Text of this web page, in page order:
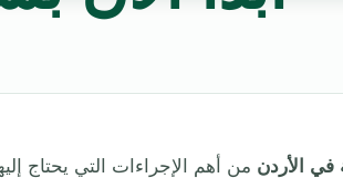
في الأردن من أهم الإجراءات التي يحتاج